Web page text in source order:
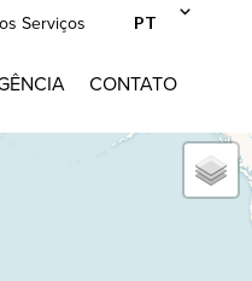
Serviços PT
CONTATO